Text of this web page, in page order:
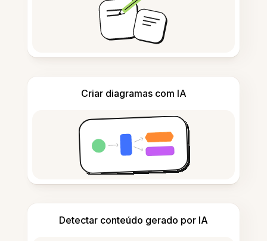
Criar diagramas com IA
Detectar conteúdo gerado por IA